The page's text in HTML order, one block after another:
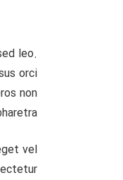
leo.
orci
non
vel